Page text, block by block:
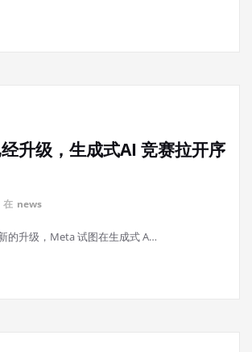
升级，生成式AI 竞赛拉开序
在 news
的升级，Meta 试图在生成式 A…